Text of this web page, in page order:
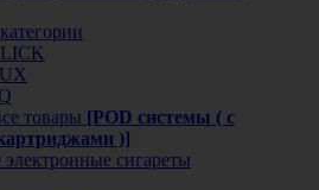
товары [POD системы ( с
)]
сигареты